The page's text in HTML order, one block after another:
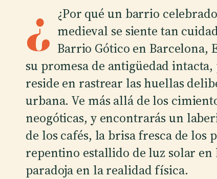
¿ ¿Por qué un barrio
medieval se siente tan
Barrio Gótico en Barcelona,
su promesa de antigüedad
reside en rastrear las huellas
urbana. Ve más allá de los
neogóticas, y encontrarás un
de los cafés, la brisa fresca de los
repentino estallido de luz solar en
paradoja en la realidad física.